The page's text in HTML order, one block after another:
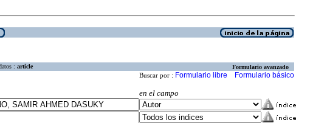
: article Formulario avanzado
Buscar por : Formulario libre Formulario básico
en el campo